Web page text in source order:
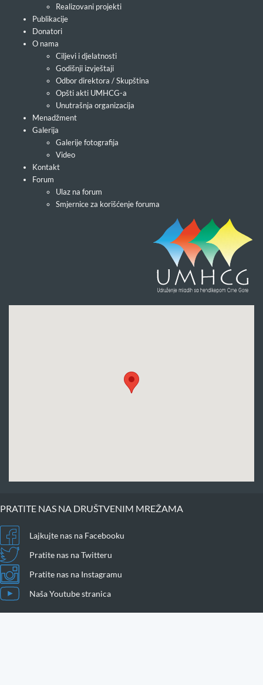
Realizovani projekti
Publikacije
Donatori
O nama
Ciljevi i djelatnosti
Godišnji izvještaji
Odbor direktora / Skupština
Opšti akti UMHCG-a
Unutrašnja organizacija
Menadžment
Galerija
Galerije fotografija
Video
Kontakt
Forum
Ulaz na forum
Smjernice za korišćenje foruma
PRATITE NAS NA DRUŠTVENIM MREŽAMA
Lajkujte nas na Facebooku
Pratite nas na Twitteru
Pratite nas na Instagramu
Naša Youtube stranica